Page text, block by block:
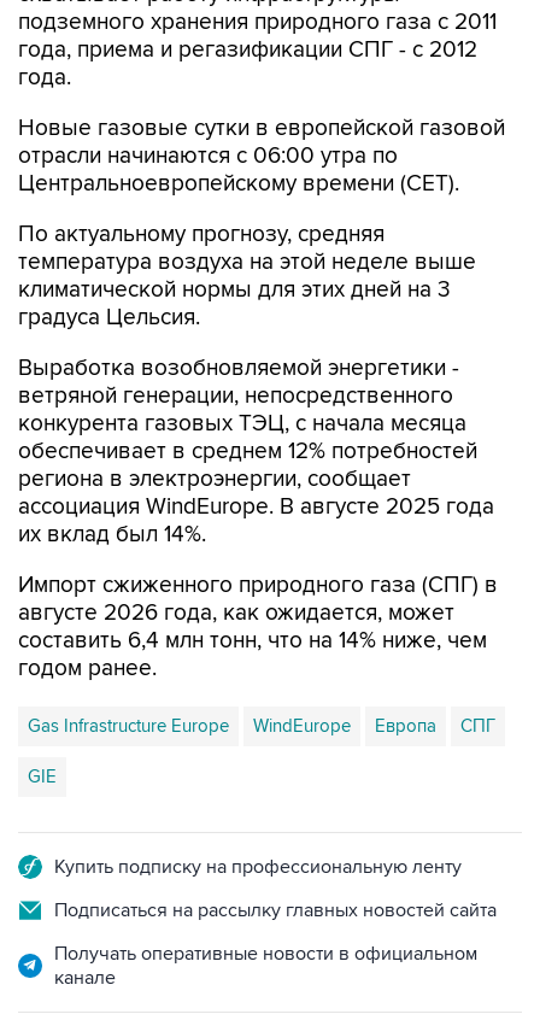
подземного хранения природного газа с 2011
года, приема и регазификации СПГ - с 2012
года.
Новые газовые сутки в европейской газовой
отрасли начинаются c 06:00 утра по
Центральноевропейскому времени (CET).
По актуальному прогнозу, средняя
температура воздуха на этой неделе выше
климатической нормы для этих дней на 3
градуса Цельсия.
Выработка возобновляемой энергетики -
ветряной генерации, непосредственного
конкурента газовых ТЭЦ, с начала месяца
обеспечивает в среднем 12% потребностей
региона в электроэнергии, сообщает
ассоциация WindEurope. В августе 2025 года
их вклад был 14%.
Импорт сжиженного природного газа (СПГ) в
августе 2026 года, как ожидается, может
составить 6,4 млн тонн, что на 14% ниже, чем
годом ранее.
Gas Infrastructure Europe WindEurope Европа СПГ
GIE
Купить подписку на профессиональную ленту
Подписаться на рассылку главных новостей сайта
Получать оперативные новости в официальном
канале